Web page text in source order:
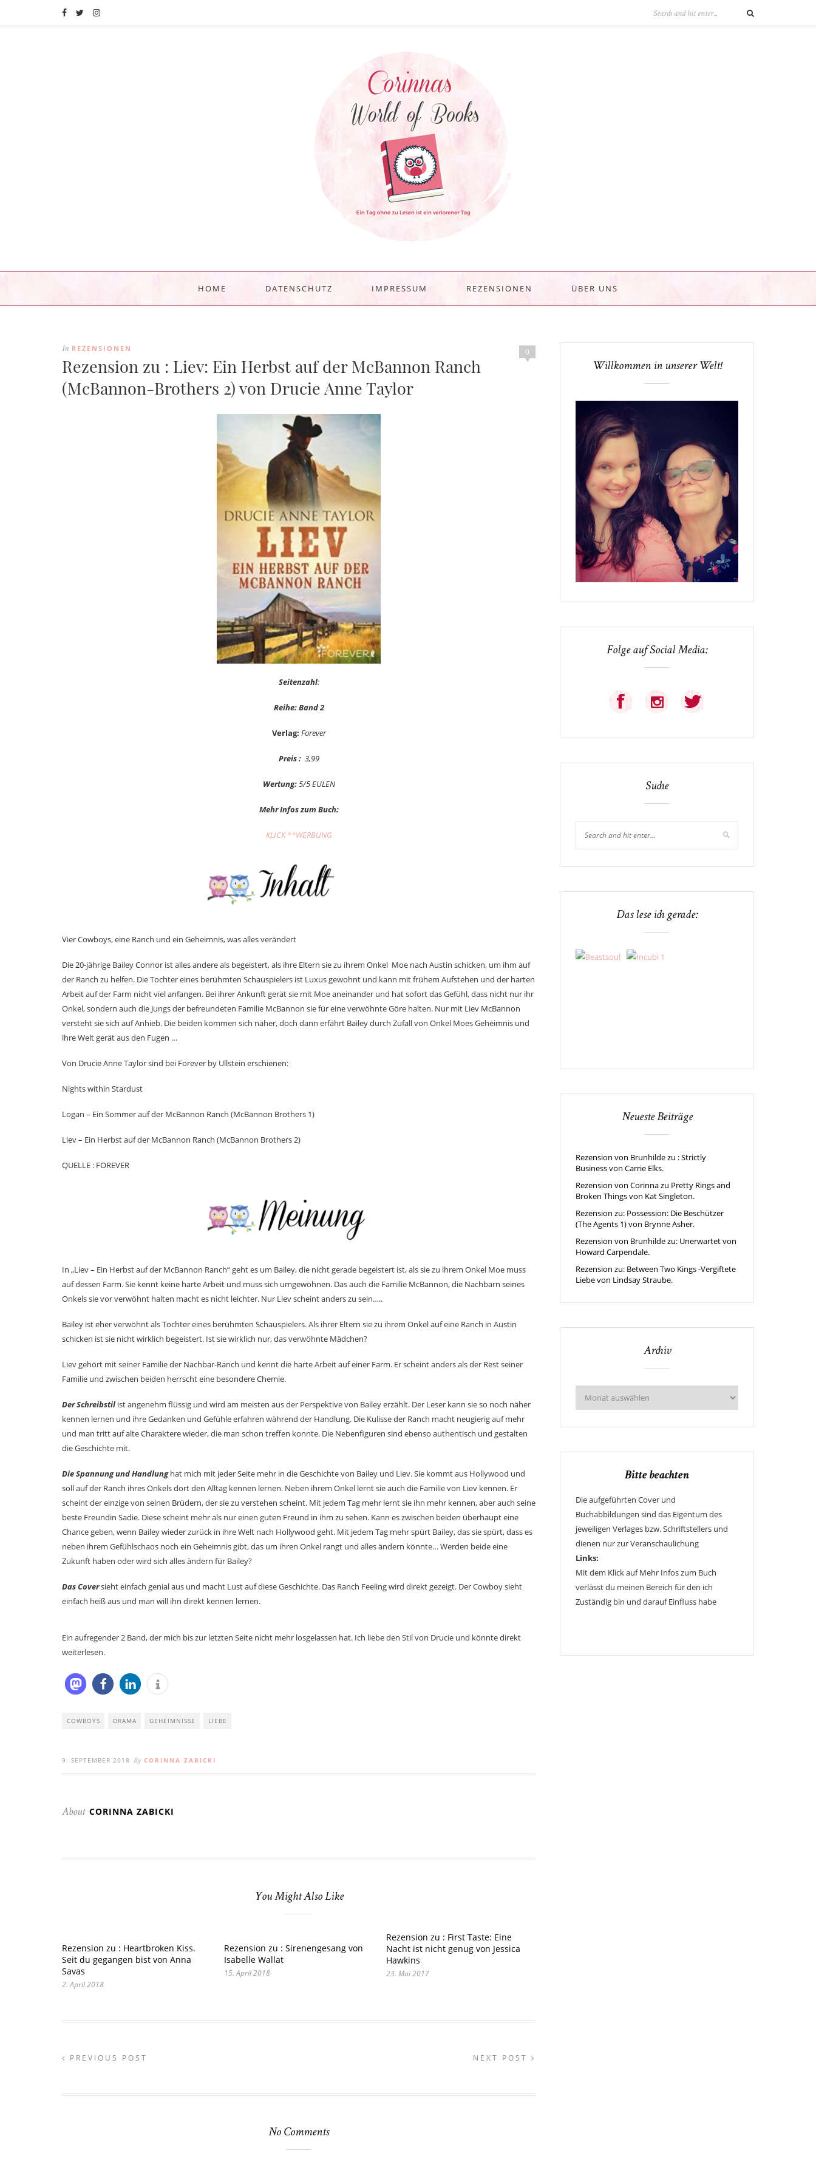
HOME DATENSCHUTZ IMPRESSUM REZENSIONEN ÜBER UNS
0
In REZENSIONEN
Rezension zu : Liev: Ein Herbst auf der McBannon Ranch
(McBannon-Brothers 2) von Drucie Anne Taylor
Seitenzahl:
Reihe: Band 2
Verlag: Forever
Preis :3,99
Wertung:5/5 EULEN
Mehr Infos zum Buch:
KLICK **WERBUNG
Vier Cowboys, eine Ranch und ein Geheimnis, was alles verändert
Die 20-jährige Bailey Connor ist alles andere als begeistert, als ihre Eltern sie zu ihrem Onkel Moe nach Austin schicken, um ihm auf
der Ranch zu helfen. Die Tochter eines berühmten Schauspielers ist Luxus gewohnt und kann mit frühem Aufstehen und der harten
Arbeit auf der Farm nicht viel anfangen. Bei ihrer Ankunft gerät sie mit Moe aneinander und hat sofort das Gefühl, dass nicht nur ihr
Onkel, sondern auch die Jungs der befreundeten Familie McBannon sie für eine verwöhnte Göre halten. Nur mit Liev McBannon
versteht sie sich auf Anhieb. Die beiden kommen sich näher, doch dann erfährt Bailey durch Zufall von Onkel Moes Geheimnis und
ihre Welt gerät aus den Fugen …
Von Drucie Anne Taylor sind bei Forever by Ullstein erschienen:
Nights within Stardust
Logan – Ein Sommer auf der McBannon Ranch (McBannon Brothers 1)
Liev – Ein Herbst auf der McBannon Ranch (McBannon Brothers 2)
QUELLE : FOREVER
In „Liev – Ein Herbst auf der McBannon Ranch“ geht es um Bailey, die nicht gerade begeistert ist, als sie zu ihrem Onkel Moe muss
auf dessen Farm. Sie kennt keine harte Arbeit und muss sich umgewöhnen. Das auch die Familie McBannon, die Nachbarn seines
Onkels sie vor verwöhnt halten macht es nicht leichter. Nur Liev scheint anders zu sein…..
Bailey ist eher verwöhnt als Tochter eines berühmten Schauspielers. Als ihrer Eltern sie zu ihrem Onkel auf eine Ranch in Austin
schicken ist sie nicht wirklich begeistert. Ist sie wirklich nur, das verwöhnte Mädchen?
Liev gehört mit seiner Familie der Nachbar-Ranch und kennt die harte Arbeit auf einer Farm. Er scheint anders als der Rest seiner
Familie und zwischen beiden herrscht eine besondere Chemie.
Der Schreibstilist angenehm flüssig und wird am meisten aus der Perspektive von Bailey erzählt. Der Leser kann sie so noch näher
kennen lernen und ihre Gedanken und Gefühle erfahren während der Handlung. Die Kulisse der Ranch macht neugierig auf mehr
und man tritt auf alte Charaktere wieder, die man schon treffen konnte. Die Nebenfiguren sind ebenso authentisch und gestalten
die Geschichte mit.
Die Spannung und Handlunghat mich mit jeder Seite mehr in die Geschichte von Bailey und Liev. Sie kommt aus Hollywood und
soll auf der Ranch ihres Onkels dort den Alltag kennen lernen. Neben ihrem Onkel lernt sie auch die Familie von Liev kennen. Er
scheint der einzige von seinen Brüdern, der sie zu verstehen scheint. Mit jedem Tag mehr lernt sie ihn mehr kennen, aber auch seine
beste Freundin Sadie. Diese scheint mehr als nur einen guten Freund in ihm zu sehen. Kann es zwischen beiden überhaupt eine
Chance geben, wenn Bailey wieder zurück in ihre Welt nach Hollywood geht. Mit jedem Tag mehr spürt Bailey, das sie spürt, dass es
neben ihrem Gefühlschaos noch ein Geheimnis gibt, das um ihren Onkel rangt und alles ändern könnte… Werden beide eine
Zukunft haben oder wird sich alles ändern für Bailey?
Das Coversieht einfach genial aus und macht Lust auf diese Geschichte. Das Ranch Feeling wird direkt gezeigt. Der Cowboy sieht
einfach heiß aus und man will ihn direkt kennen lernen.
Ein aufregender 2 Band, der mich bis zur letzten Seite nicht mehr losgelassen hat. Ich liebe den Stil von Drucie und könnte direkt
weiterlesen.
COWBOYS DRAMA GEHEIMNISSE LIEBE
9. SEPTEMBER 2018 By CORINNA ZABICKI
About CORINNA ZABICKI
You Might Also Like
Rezension zu : Heartbroken Kiss.
Seit du gegangen bist von Anna
Savas
2. April 2018
Rezension zu : Sirenengesang von
Isabelle Wallat
15. April 2018
Rezension zu : First Taste: Eine
Nacht ist nicht genug von Jessica
Hawkins
23. Mai 2017
PREVIOUS POST NEXT POST
No Comments
Willkommen in unserer Welt!
Folge auf Social Media:
Suche
Das lese ich gerade:
Neueste Beiträge
Rezension von Brunhilde zu : Strictly
Business von Carrie Elks.
Rezension von Corinna zu Pretty Rings and
Broken Things von Kat Singleton.
Rezension zu: Possession: Die Beschützer
(The Agents 1) von Brynne Asher.
Rezension von Brunhilde zu: Unerwartet von
Howard Carpendale.
Rezension zu: Between Two Kings -Vergiftete
Liebe von Lindsay Straube.
Archiv
Bitte beachten
Die aufgeführten Cover und
Buchabbildungen sind das Eigentum des
jeweiligen Verlages bzw. Schriftstellers und
dienen nur zur Veranschaulichung
Links:
Mit dem Klick auf Mehr Infos zum Buch
verlässt du meinen Bereich für den ich
Zuständig bin und darauf Einfluss habe